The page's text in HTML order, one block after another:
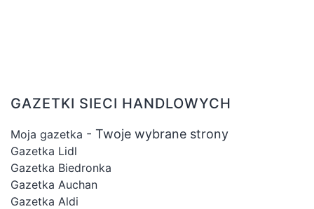
GAZETKI SIECI HANDLOWYCH
Moja gazetka - Twoje wybrane strony
Gazetka Lidl
Gazetka Biedronka
Gazetka Auchan
Gazetka Aldi